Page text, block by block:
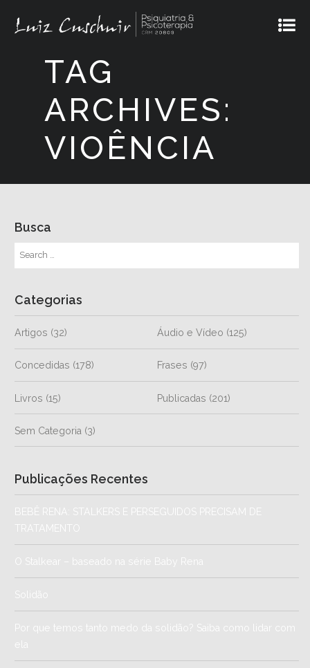
TAG
ARCHIVES:
VIOÊNCIA
Busca
Categorias
Artigos (32) Áudio e Vídeo (125)
Concedidas (178) Frases (97)
Livros (15) Publicadas (201)
Sem Categoria (3)
Publicações Recentes
BEBÊ RENA: STALKERS E PERSEGUIDOS PRECISAM DE
TRATAMENTO
O Stalkear – baseado na série Baby Rena
Solidão
Por que temos tanto medo da solidão? Saiba como lidar com
ela